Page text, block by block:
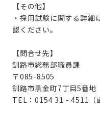
【その他】
・採用試験に関する詳
認ください。
【問合せ先】
釧路市総務部職員課
〒085-8505
釧路市黒金町7丁目5番地
TEL：0154 31 - 4511（